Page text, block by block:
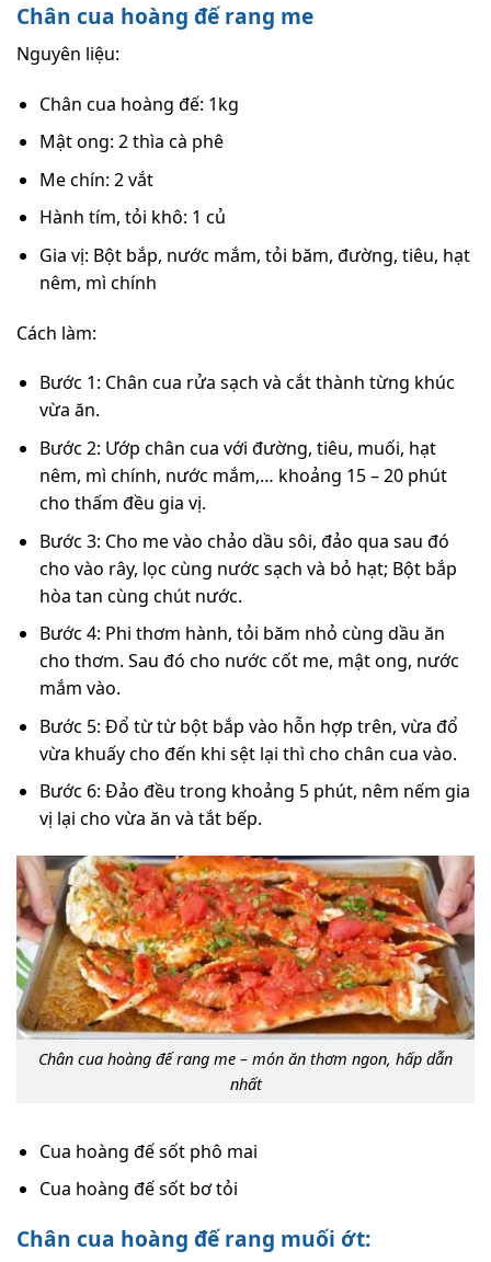
Chân cua hoàng đế rang me
Nguyên liệu:
Chân cua hoàng đế: 1kg
Mật ong: 2 thìa cà phê
Me chín: 2 vắt
Hành tím, tỏi khô: 1 củ
Gia vị: Bột bắp, nước mắm, tỏi băm, đường, tiêu, hạt
nêm, mì chính
Cách làm:
Bước 1: Chân cua rửa sạch và cắt thành từng khúc
vừa ăn.
Bước 2: Ướp chân cua với đường, tiêu, muối, hạt
nêm, mì chính, nước mắm,… khoảng 15 – 20 phút
cho thấm đều gia vị.
Bước 3: Cho me vào chảo dầu sôi, đảo qua sau đó
cho vào rây, lọc cùng nước sạch và bỏ hạt; Bột bắp
hòa tan cùng chút nước.
Bước 4: Phi thơm hành, tỏi băm nhỏ cùng dầu ăn
cho thơm. Sau đó cho nước cốt me, mật ong, nước
mắm vào.
Bước 5: Đổ từ từ bột bắp vào hỗn hợp trên, vừa đổ
vừa khuấy cho đến khi sệt lại thì cho chân cua vào.
Bước 6: Đảo đều trong khoảng 5 phút, nêm nếm gia
vị lại cho vừa ăn và tắt bếp.
Chân cua hoàng đế rang me – món ăn thơm ngon, hấp dẫn
nhất
Cua hoàng đế sốt phô mai
Cua hoàng đế sốt bơ tỏi
Chân cua hoàng đế rang muối ớt: